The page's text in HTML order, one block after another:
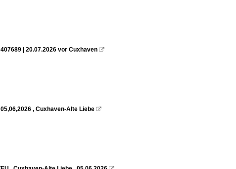
| 20.07.2026 vor Cuxhaven 
, Cuxhaven-Alte Liebe 